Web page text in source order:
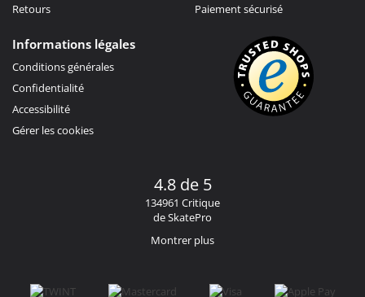
Retours
Paiement sécurisé
Informations légales
Conditions générales
Confidentialité
Accessibilité
Gérer les cookies
4.8 de 5
134961 Critique
de SkatePro
Montrer plus